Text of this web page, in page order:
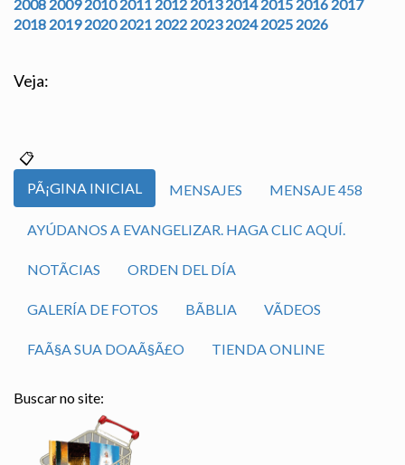
2008 2009 2010 2011 2012 2013 2014 2015 2016 2017
2018 2019 2020 2021 2022 2023 2024 2025 2026
Veja:
PÃ¡GINA INICIAL MENSAJES MENSAJE 458
AYÚDANOS A EVANGELIZAR. HAGA CLIC AQUÍ.
NOTÃ­CIAS ORDEN DEL DÍA
GALERÍA DE FOTOS BÃ­BLIA VÃ­DEOS
FAÃ§A SUA DOAÃ§Ã£O TIENDA ONLINE
Buscar no site: